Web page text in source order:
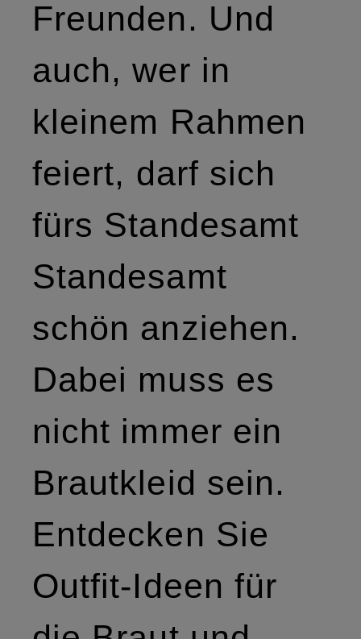
Freunden. Und
auch, wer in
kleinem Rahmen
feiert, darf sich
fürs Standesamt
Standesamt
schön anziehen.
Dabei muss es
nicht immer ein
Brautkleid sein.
Entdecken Sie
Outfit-Ideen für